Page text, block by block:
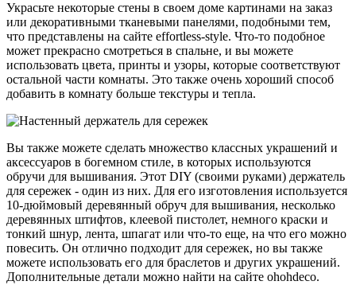
Украсьте некоторые стены в своем доме картинами на заказ
или декоративными тканевыми панелями, подобными тем,
что представлены на сайте effortless-style. Что-то подобное
может прекрасно смотреться в спальне, и вы можете
использовать цвета, принты и узоры, которые соответствуют
остальной части комнаты. Это также очень хороший способ
добавить в комнату больше текстуры и тепла.
Вы также можете сделать множество классных украшений и
аксессуаров в богемном стиле, в которых используются
обручи для вышивания. Этот DIY (своими руками) держатель
для сережек - один из них. Для его изготовления используется
10-дюймовый деревянный обруч для вышивания, несколько
деревянных штифтов, клеевой пистолет, немного краски и
тонкий шнур, лента, шпагат или что-то еще, на что его можно
повесить. Он отлично подходит для сережек, но вы также
можете использовать его для браслетов и других украшений.
Дополнительные детали можно найти на сайте ohohdeco.